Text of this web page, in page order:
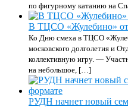
по фигурному катанию на
В ТЦСО «Жулебино»
Ко Дню смеха в ТЦСО
московского долголетия и
коллективную игру. —
на небольшое, […]
РУДН начнет новый